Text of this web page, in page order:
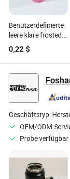
Benutzerdefinierte
leere klare frosted
Mini PET
Kunststoffflasche
für kosmetische
Serumproben
0,22 $
Geschäftstyp:
OEM/ODM-
Probe verfügbar